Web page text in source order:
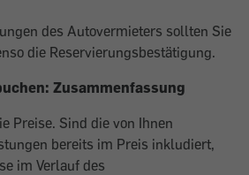
des Autovermieters sollten Sie
die Reservierungsbestätigung.
Zusammenfassung
Preise. Sind die von Ihnen
bereits im Preis inkludiert,
im Verlauf des